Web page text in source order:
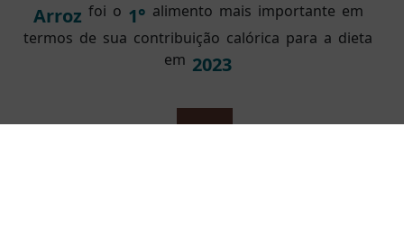
Arroz foi o 1° alimento mais importante em
termos de sua contribuição calórica para a dieta
em 2023